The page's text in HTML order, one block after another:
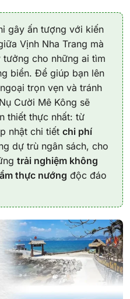
gây ấn tượng với kiến
Vịnh Nha Trang mà
cho những ai tìm
biển. Để giúp bạn lên
trọn vẹn và tránh
Cười Mê Kông sẽ
thiết thực nhất: từ
nhật chi tiết chi phí
dự trù ngân sách, cho
trải nghiệm không
ẩm thực nướng độc đáo